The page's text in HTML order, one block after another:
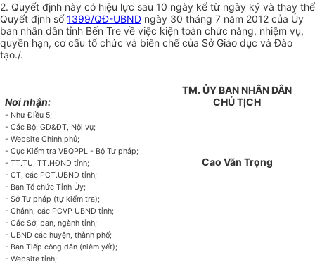
2. Quyết định này có hiệu lực sau 10 ngày kể từ ngày ký và thay thế
Quyết định số1399/QĐ-UBND ngày 30 tháng 7 năm 2012 của Ủy
ban nhân dân tỉnh Bến Tre về việc kiện toàn chức năng, nhiệm vụ,
quyền hạn, cơ cấu tổ chức và biên chế của Sở Giáo dục và Đào
tạo./.
Nơi nhận:
- Như Điều 5;
- Các Bộ: GD&ĐT, Nội vụ;
-Website Chính phủ;
- Cục Kiểm tra VBQPPL - Bộ Tư pháp;
- TT.TU, TT.HĐND tỉnh;
- CT, các PCT.UBNDtỉnh;
- Ban Tổ chức Tỉnh Ủy;
- Sở Tư pháp (tự kiểm tra);
- Chánh, các PCVP UBND tỉnh;
- Các Sở, ban, ngành tỉnh;
- UBND các huyện, thành phố;
- Ban Tiếp công dân (niêm yết);
- Website tỉnh;
TM. ỦYBAN NHÂN DÂN
CHỦ TỊCH
Cao Văn Trọng